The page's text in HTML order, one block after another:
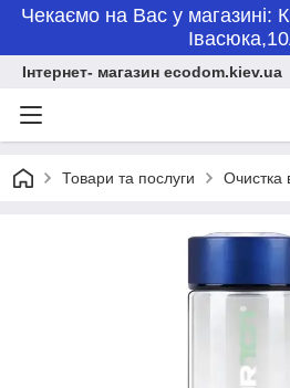
Чекаємо на Вас у магазині:
Інтернет- магазин ecodom.kiev.ua
Товари та послуги Очистка